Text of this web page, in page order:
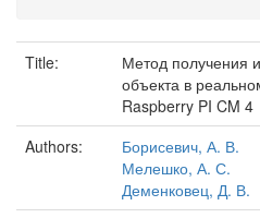
Title:
Метод получения
объекта в
Raspberry PI CM 4
Authors:
Борисевич, А. В.
Мелешко, А. С.
Деменковец, Д. В.